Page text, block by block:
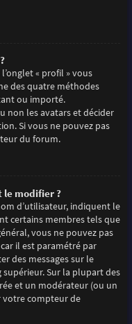
« profil » vous
des quatre méthodes
ou importé.
non les avatars et décider
Si vous ne pouvez pas
du forum.
le modifier ?
d’utilisateur, indiquent le
certains membres tels que
vous ne pouvez pas
il est paramétré par
des messages sur le
Sur la plupart des
et un modérateur (ou un
votre compteur de